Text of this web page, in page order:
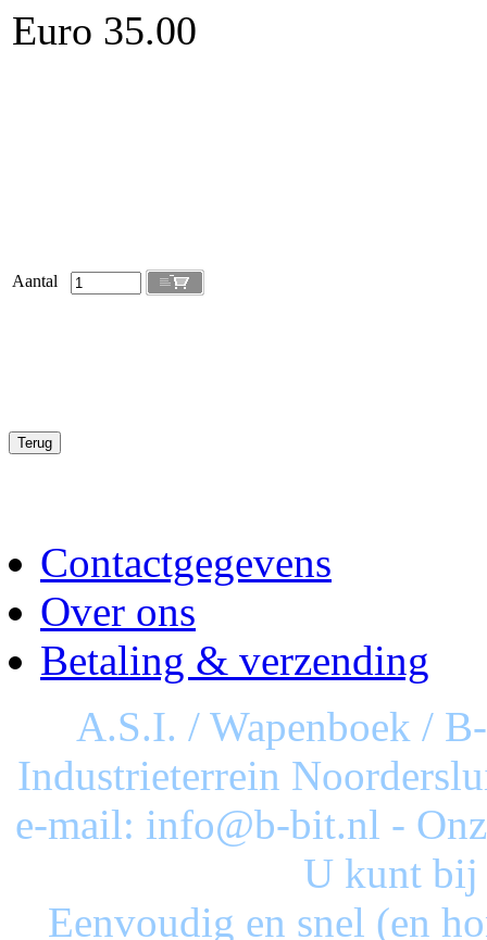
Euro 35.00
Aantal
Contactgegevens
Over ons
Betaling & verzending
A.S.I. / Wapenboek /
Industrieterrein
e-mail: info@b-bit.nl -
U kunt bij
Eenvoudig en snel (en